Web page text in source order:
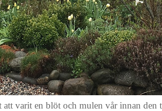
att varit en blöt och mulen vår innan den